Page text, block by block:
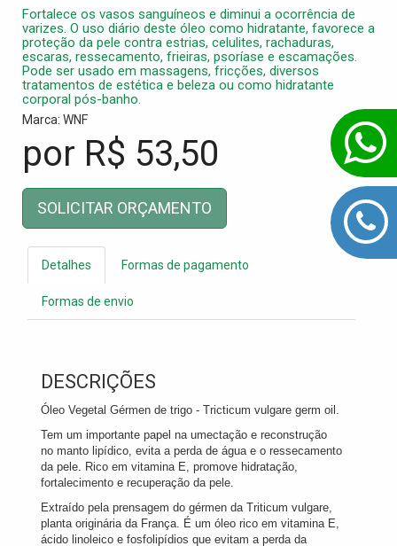
Fortalece os vasos sanguíneos e diminui a ocorrência de
varizes. O uso diário deste óleo como hidratante, favorece a
proteção da pele contra estrias, celulites, rachaduras,
escaras, ressecamento, frieiras, psoríase e escamações.
Pode ser usado em massagens, fricções, diversos
tratamentos de estética e beleza ou como hidratante
corporal pós-banho.
Marca: WNF
por R$ 53,50
SOLICITAR ORÇAMENTO
Detalhes Formas de pagamento
Formas de envio
DESCRIÇÕES
Óleo Vegetal Gérmen de trigo - Tricticum vulgare germ oil.
Tem um importante papel na umectação e reconstrução
no manto lipídico, evita a perda de água e o ressecamento
da pele. Rico em vitamina E, promove hidratação,
fortalecimento e recuperação da pele.
Extraído pela prensagem do gérmen da Triticum vulgare,
planta originária da França. É um óleo rico em vitamina E,
ácido linoleico e fosfolipídios que evitam a perda da